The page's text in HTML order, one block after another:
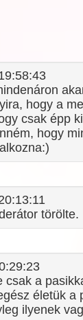
hogy a
csak épp
hogy
törölte.
csak a
életük a
ilyenek